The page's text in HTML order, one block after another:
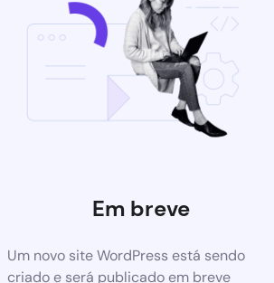
Em breve
Um novo site WordPress está sendo
criado e será publicado em breve